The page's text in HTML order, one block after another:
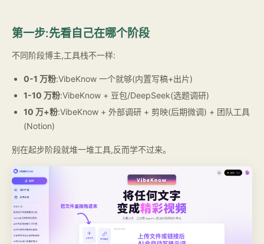
第一步:先看自己在哪个阶段
不同阶段博主,工具栈不一样:
0-1 万粉:VibeKnow 一个就够(内置写稿+出片)
1-10 万粉:VibeKnow + 豆包/DeepSeek(选题调研)
10 万+粉:VibeKnow + 外部调研 + 剪映(后期微调) + 团队工具
(Notion)
别在起步阶段就堆一堆工具,反而学不过来。